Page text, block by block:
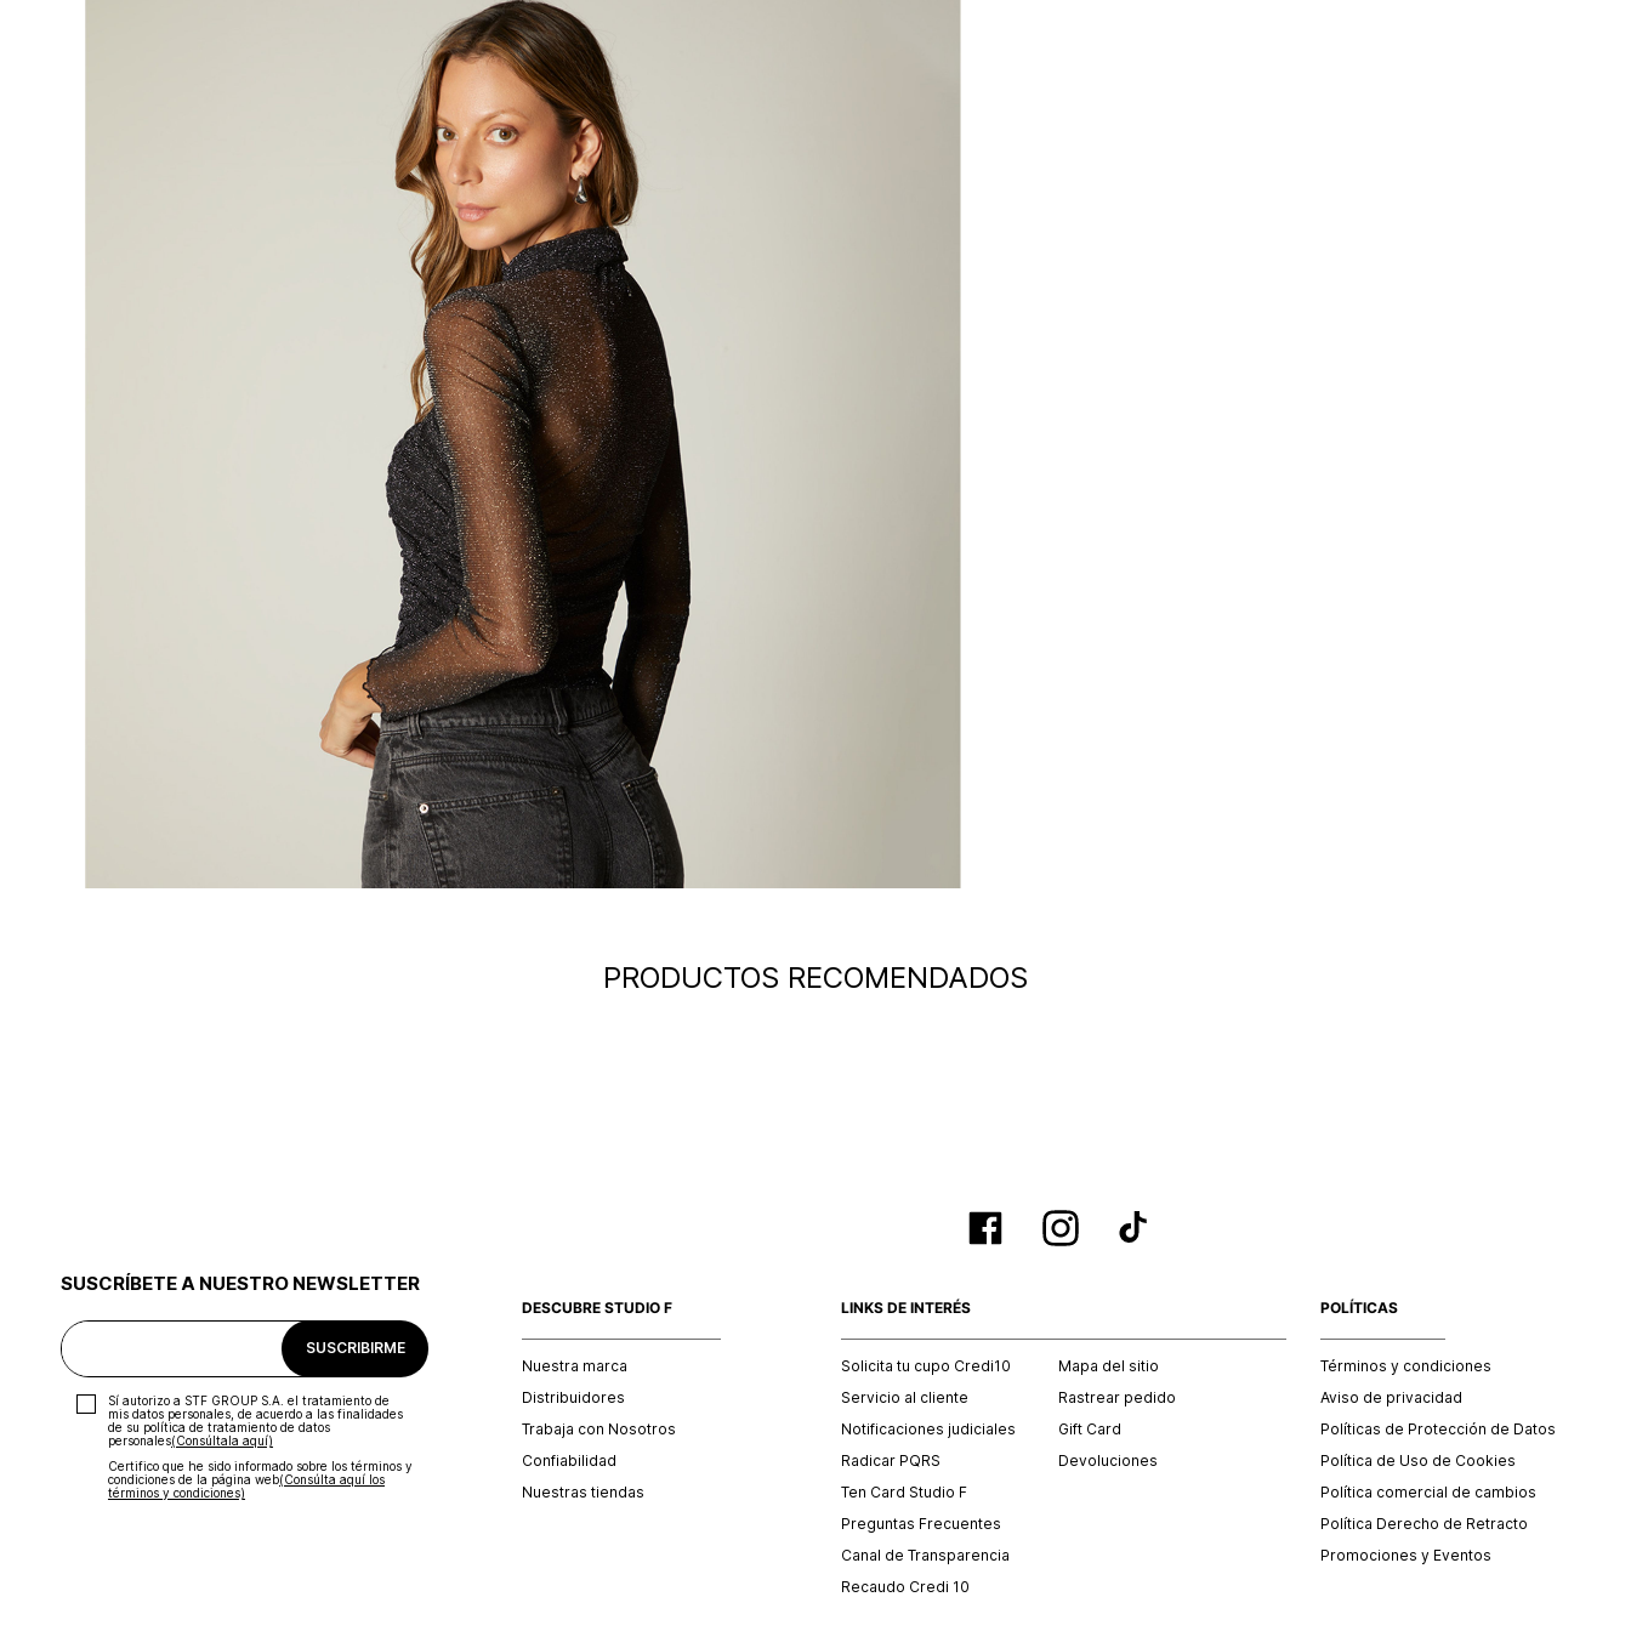
PRODUCTOS RECOMENDADOS
SUSCRÍBETE A NUESTRO NEWSLETTER
SUSCRIBIRME
Sí autorizo a STF GROUP S.A. el tratamiento de
mis datos personales, de acuerdo a las finalidades
de su política de tratamiento de datos
personales‎(Consúltala aquí)
Certifico que he sido informado sobre los términos y
condiciones de la página web‎(Consúlta aquí los
términos y condiciones)
DESCUBRE STUDIO F
Nuestra marca
Distribuidores
Trabaja con Nosotros
Confiabilidad
Nuestras tiendas
LINKS DE INTERÉS
Solicita tu cupo Credi10
Servicio al cliente
Notificaciones judiciales
Radicar PQRS
Ten Card Studio F
Preguntas Frecuentes
Canal de Transparencia
Recaudo Credi 10
Mapa del sitio
Rastrear pedido
Gift Card
Devoluciones
POLÍTICAS
Términos y condiciones
Aviso de privacidad
Políticas de Protección de Datos
Política de Uso de Cookies
Política comercial de cambios
Política Derecho de Retracto
Promociones y Eventos